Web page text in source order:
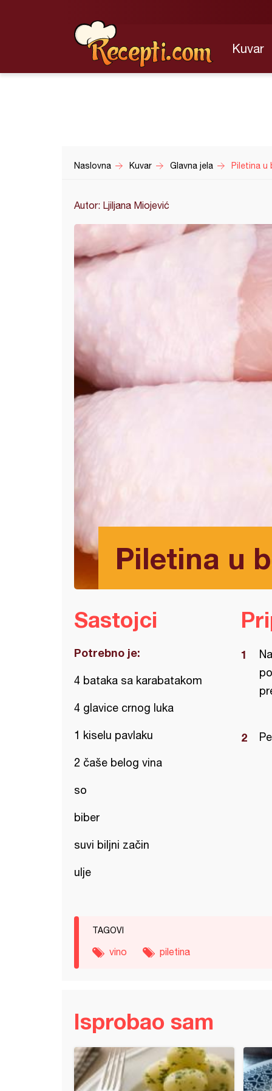
Kuvar
Naslovna Kuvar Glavna jela Piletina u
Autor: Ljiljana Miojević
Piletina u
Sastojci
Potrebno je:
4 bataka sa karabatakom
4 glavice crnog luka
1 kiselu pavlaku
2 čaše belog vina
so
biber
suvi biljni začin
ulje
TAGOVI
vino piletina
Isprobao sam